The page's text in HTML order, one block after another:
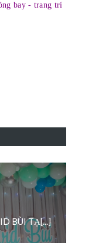
bay - trang trí
BÙI TẠ[...]